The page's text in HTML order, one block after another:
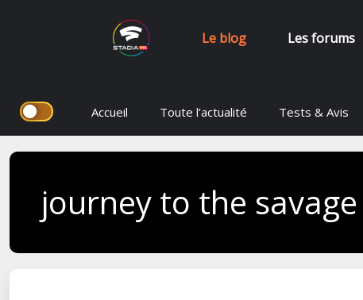
Le blog Les forums
Aller
contenu
Accueil Toute l’actualité Tests & Avis
journey to the